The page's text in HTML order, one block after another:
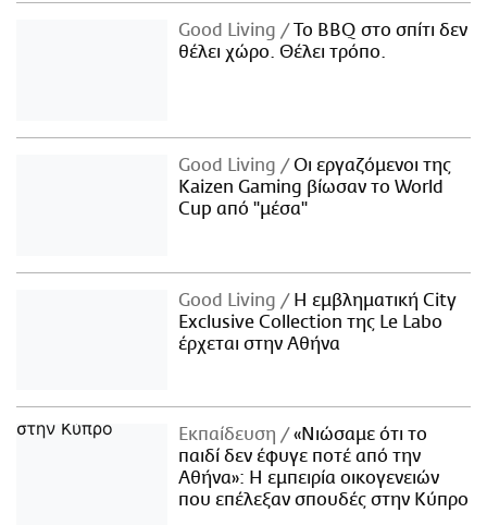
Good Living
Το BBQ στο σπίτι δεν
θέλει χώρο. Θέλει τρόπο.
Good Living
Οι εργαζόμενοι της
Kaizen Gaming βίωσαν το World
Cup από "μέσα"
Good Living
Η εμβληματική City
Exclusive Collection της Le Labo
έρχεται στην Αθήνα
Εκπαίδευση
«Νιώσαμε ότι το
παιδί δεν έφυγε ποτέ από την
Αθήνα»: Η εμπειρία οικογενειών
που επέλεξαν σπουδές στην Κύπρο